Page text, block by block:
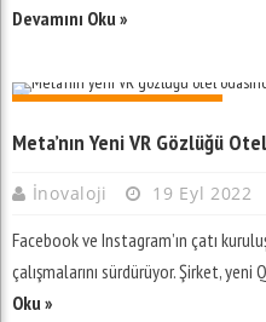
Devamını Oku »
Meta’nın Yeni VR Gözlüğü
İnovaloji 19 Eyl 2022
Facebook ve Instagram’ın çatı
çalışmalarını sürdürüyor. Şirket,
Oku »